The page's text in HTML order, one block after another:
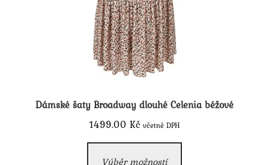
Dámské šaty Broadway dlouhé Celenia béžové
1499.00 Kč včetně DPH
Výběr možností